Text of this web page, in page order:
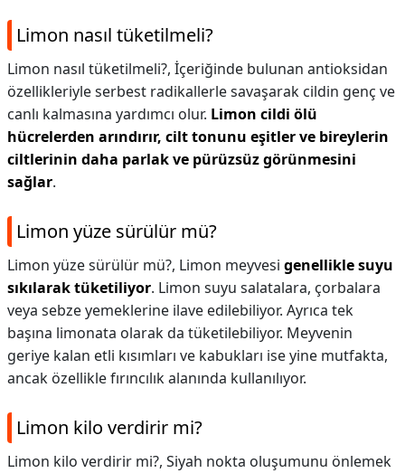
Limon nasıl tüketilmeli?
Limon nasıl tüketilmeli?, İçeriğinde bulunan antioksidan
özellikleriyle serbest radikallerle savaşarak cildin genç ve
canlı kalmasına yardımcı olur. Limon cildi ölü
hücrelerden arındırır, cilt tonunu eşitler ve bireylerin
ciltlerinin daha parlak ve pürüzsüz görünmesini
sağlar.
Limon yüze sürülür mü?
Limon yüze sürülür mü?, Limon meyvesi genellikle suyu
sıkılarak tüketiliyor. Limon suyu salatalara, çorbalara
veya sebze yemeklerine ilave edilebiliyor. Ayrıca tek
başına limonata olarak da tüketilebiliyor. Meyvenin
geriye kalan etli kısımları ve kabukları ise yine mutfakta,
ancak özellikle fırıncılık alanında kullanılıyor.
Limon kilo verdirir mi?
Limon kilo verdirir mi?, Siyah nokta oluşumunu önlemek